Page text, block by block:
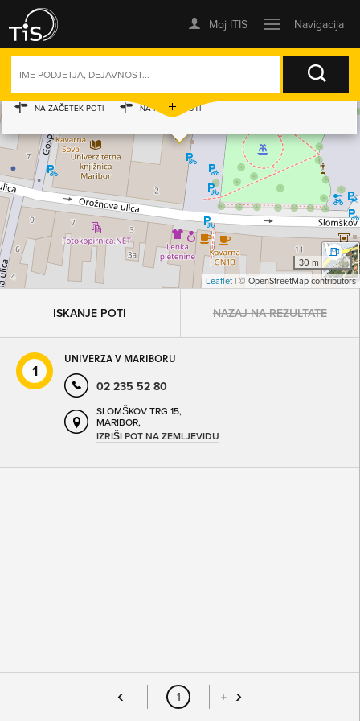
ISKANJE
ISKANJE POTI NAZAJ NA REZULTATE
1
UNIVERZA V MARIBORU
02 235 52 80
SLOMŠKOV TRG 15,
MARIBOR,
IZRIŠI POT NA ZEMLJEVIDU
- 1 +
UNIVERZA V MARIBORU
02 235 52 80 SLOMŠKOV TRG 15
2000 MARIBOR
IZRIŠI POT NA ZEMLJEVIDU
NA ZAČETEK POTI NA KONEC POTI
+
−
30 m
Leaflet| © OpenStreetMap contributors